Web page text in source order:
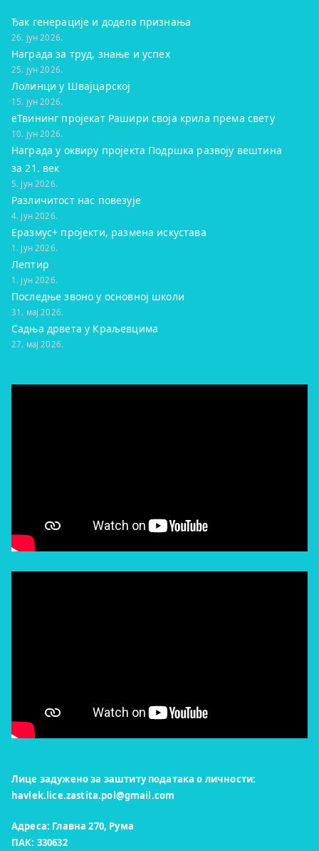
Ђак генерације и додела признања
26. јун 2026.
Награда за труд, знање и успех
25. јун 2026.
Лолинци у Швајцарској
15. јун 2026.
eТвининг пројекат Рашири своја крила према свету
10. јун 2026.
Награда у оквиру пројекта Подршка развоју вештина
за 21. век
5. јун 2026.
Различитост нас повезује
4. јун 2026.
Еразмус+ пројекти, размена искустава
1. јун 2026.
Лептир
1. јун 2026.
Последње звоно у основној школи
31. мај 2026.
Садња дрвета у Краљевцима
27. мај 2026.
Лице задужено за заштиту података о личности:
havlek.lice.zastita.pol@gmail.com
Адреса: Главна 270, Рума
ПАК: 330632